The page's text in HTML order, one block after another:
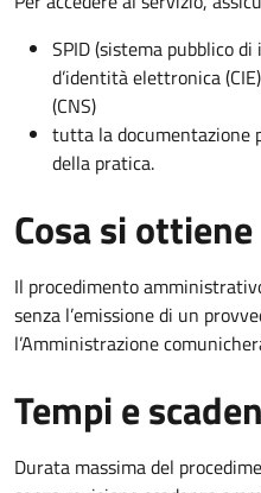
SPID (sistema pubblico
d’identità elettronica
(CNS)
tutta la documentazione
della pratica.
Cosa si ottiene
Il procedimento
senza l’emissione di un
l’Amministrazione
Tempi e
Durata massima del